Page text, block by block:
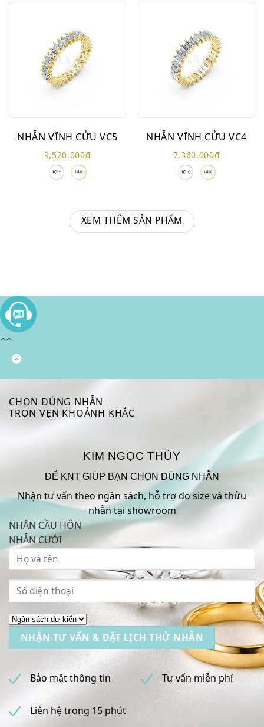
NHẪN VĨNH CỬU VC5
9,520,000₫
NHẪN VĨNH CỬU VC4
7,360,000₫
XEM THÊM SẢN PHẨM
CHỌN ĐÚNG NHẪN
TRỌN VẸN KHOẢNH KHẮC
KIM NGỌC THỦY
ĐỂ KNT GIÚP BẠN CHỌN ĐÚNG NHẪN
Nhận tư vấn theo ngân sách, hỗ trợ đo size và thửu
nhẫn tại showroom
NHẪN CẦU HÔN
NHẪN CƯỚI
Bảo mật thông tin Tư vấn miễn phí
Liên hệ trong 15 phút